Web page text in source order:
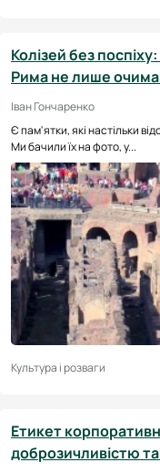
Колізей без
Рима не лише
Іван Гончаренко
Є пам'ятки, які настільки
Ми бачили їх на фото, у...
Культура і розваги
Етикет
доброзичливістю